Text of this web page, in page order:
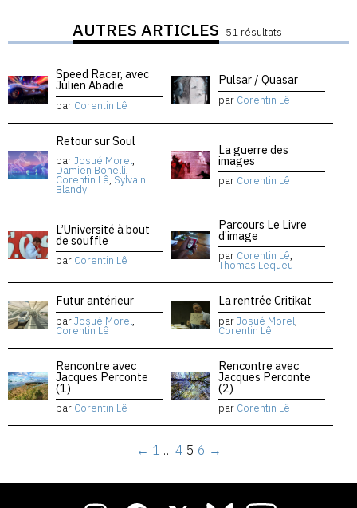
AUTRES ARTICLES 51 résultats
Speed Racer, avec
Julien Abadie
par Corentin Lê
Pulsar / Quasar
par Corentin Lê
Retour sur Soul
parJosué Morel,
Damien Bonelli,
Corentin Lê, Sylvain
Blandy
La guerre des
images
par Corentin Lê
L’Université à bout
de souffle
par Corentin Lê
Parcours Le Livre
d’image
par Corentin Lê,
Thomas Lequeu
Futur antérieur
parJosué Morel,
Corentin Lê
La rentrée Critikat
parJosué Morel,
Corentin Lê
Rencontre avec
Jacques Perconte
(1)
par Corentin Lê
Rencontre avec
Jacques Perconte
(2)
par Corentin Lê
← 1 … 4 5 6 →